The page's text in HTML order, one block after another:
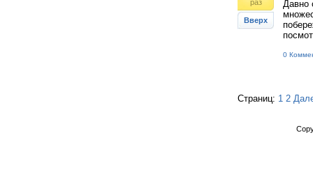
раз
Вверх
Давно
0
Страниц: 1 2